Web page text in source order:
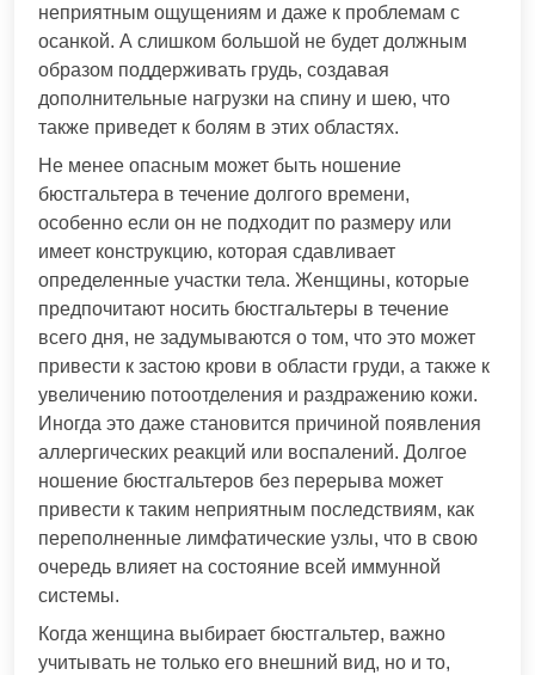
неприятным ощущениям и даже к проблемам с
осанкой. А слишком большой не будет должным
образом поддерживать грудь, создавая
дополнительные нагрузки на спину и шею, что
также приведет к болям в этих областях.
Не менее опасным может быть ношение
бюстгальтера в течение долгого времени,
особенно если он не подходит по размеру или
имеет конструкцию, которая сдавливает
определенные участки тела. Женщины, которые
предпочитают носить бюстгальтеры в течение
всего дня, не задумываются о том, что это может
привести к застою крови в области груди, а также к
увеличению потоотделения и раздражению кожи.
Иногда это даже становится причиной появления
аллергических реакций или воспалений. Долгое
ношение бюстгальтеров без перерыва может
привести к таким неприятным последствиям, как
переполненные лимфатические узлы, что в свою
очередь влияет на состояние всей иммунной
системы.
Когда женщина выбирает бюстгальтер, важно
учитывать не только его внешний вид, но и то,